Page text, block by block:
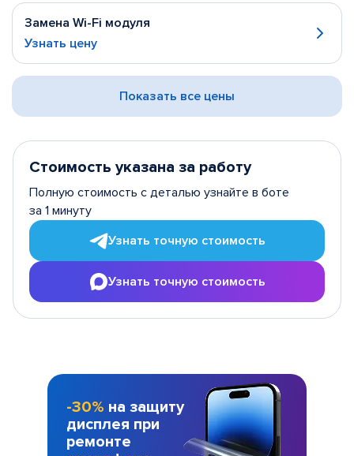
Замена Wi-Fi модуля
Узнать цену
Показать все цены
Стоимость указана за работу
Полную стоимость с деталью узнайте в боте
за 1 минуту
Узнать точную стоимость
Узнать точную стоимость
-30% на защиту
дисплея при
ремонте